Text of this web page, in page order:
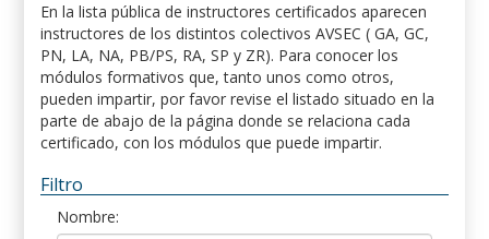
En la lista pública de instructores certificados aparecen
instructores de los distintos colectivos AVSEC ( GA, GC,
PN, LA, NA, PB/PS, RA, SP y ZR). Para conocer los
módulos formativos que, tanto unos como otros,
pueden impartir, por favor revise el listado situado en la
parte de abajo de la página donde se relaciona cada
certificado, con los módulos que puede impartir.
Filtro
Nombre: